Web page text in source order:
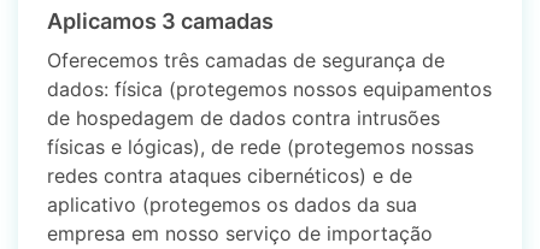
Aplicamos 3 camadas
Oferecemos três camadas de segurança de
dados: física (protegemos nossos equipamentos
de hospedagem de dados contra intrusões
físicas e lógicas), de rede (protegemos nossas
redes contra ataques cibernéticos) e de
aplicativo (protegemos os dados da sua
empresa em nosso serviço de importação